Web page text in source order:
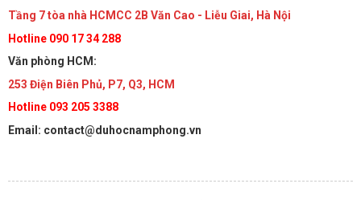
Tầng 7 tòa nhà HCMCC 2B Văn Cao - Liễu Giai, Hà Nội
Hotline 090 17 34 288
Văn phòng HCM:
253 Điện Biên Phủ, P7, Q3, HCM
Hotline 093 205 3388
Email: contact@duhocnamphong.vn